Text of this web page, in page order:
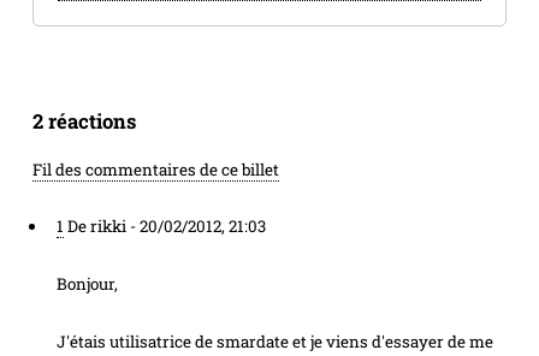
2 réactions
Fil des commentaires de ce billet
1 De rikki -20/02/2012, 21:03
Bonjour,
J'étais utilisatrice de smardate et je viens d'essayer de me